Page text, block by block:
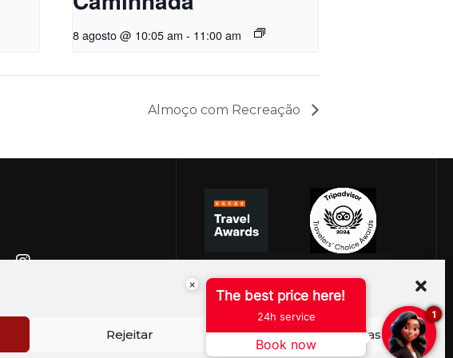
Rejeitar Ver preferências
8 agosto @ 10:05 am - 11:00 am
Almoço com Recreação
×
The best price here!
24h service
Book now
1